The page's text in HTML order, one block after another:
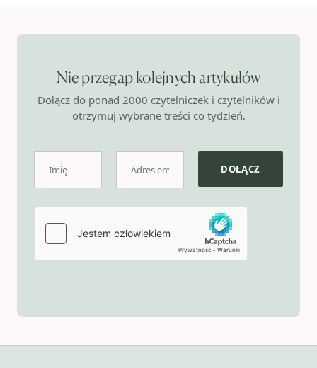
Nie przegap kolejnych artykułów
Dołącz do ponad 2000 czytelniczek i czytelników i
otrzymuj wybrane treści co tydzień.